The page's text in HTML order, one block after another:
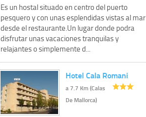
Es un hostal situado en centro del puerto
pesquero y con unas esplendidas vistas al mar
desde el restaurante.Un lugar donde podra
disfrutar unas vacaciones tranquilas y
relajantes o simplemente d...
Hotel Cala Romani
a 7.7 Km (Calas
De Mallorca)